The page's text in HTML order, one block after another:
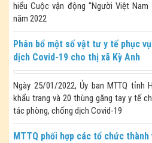
hiểu Cuộc vận động "Người Việt
năm 2022
Phân bổ một số vật tư y tế phục
dịch Covid-19 cho thị xã Kỳ Anh
Ngày 25/01/2022, Ủy ban MTTQ tỉnh
khẩu trang và 20 thùng găng tay y tế
tác phòng, chống dịch Covid-19
MTTQ phối hợp các tổ chức